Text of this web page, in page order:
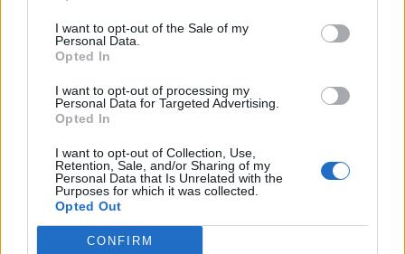
I want to opt-out of the Sale of my
Personal Data.
Opted In
I want to opt-out of processing my
Personal Data for Targeted Advertising.
Opted In
I want to opt-out of Collection, Use,
Retention, Sale, and/or Sharing of my
Personal Data that Is Unrelated with the
Purposes for which it was collected.
Opted Out
CONFIRM
Artwork: Olafaq Staff
Για να αποφύγουμε την καταδίκη της ανθρωπότητας
από την ΤΝ, θα πρέπει να μάθουμε την ιστορία των
λαθών της στην πυρηνική ασφάλεια.